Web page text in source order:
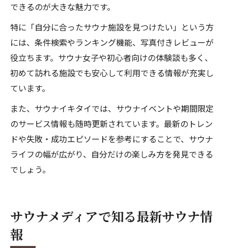
できるのが大きな魅力です。
特に「自分に合ったサウナ施設を見つけたい」という方
には、条件検索やランキング機能、写真付きレビューが
役立ちます。サウナ女子や初心者向けの体験談も多く、
初めて訪れる施設でも安心して利用できる情報が充実し
ています。
また、サウナイキタイでは、サウナイベントや期間限定
のサービス情報も随時更新されています。最新のトレン
ドや失敗・成功エピソードを参考にすることで、サウナ
ライフの幅が広がり、自分だけの楽しみ方を発見できる
でしょう。
サウナメディアで知る最新サウナ情
報